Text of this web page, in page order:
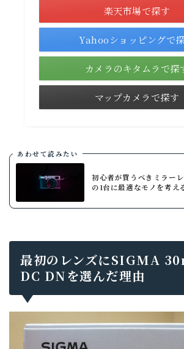
楽天市場で探す
Yahooショッピングで
カメラのキタムラで探
マップカメラで探す
あわせて読みたい
初心者が買うべきミラー
の1台に最適なモノを考え
最初のレンズにSIGMA
DC DNを選んだ理由